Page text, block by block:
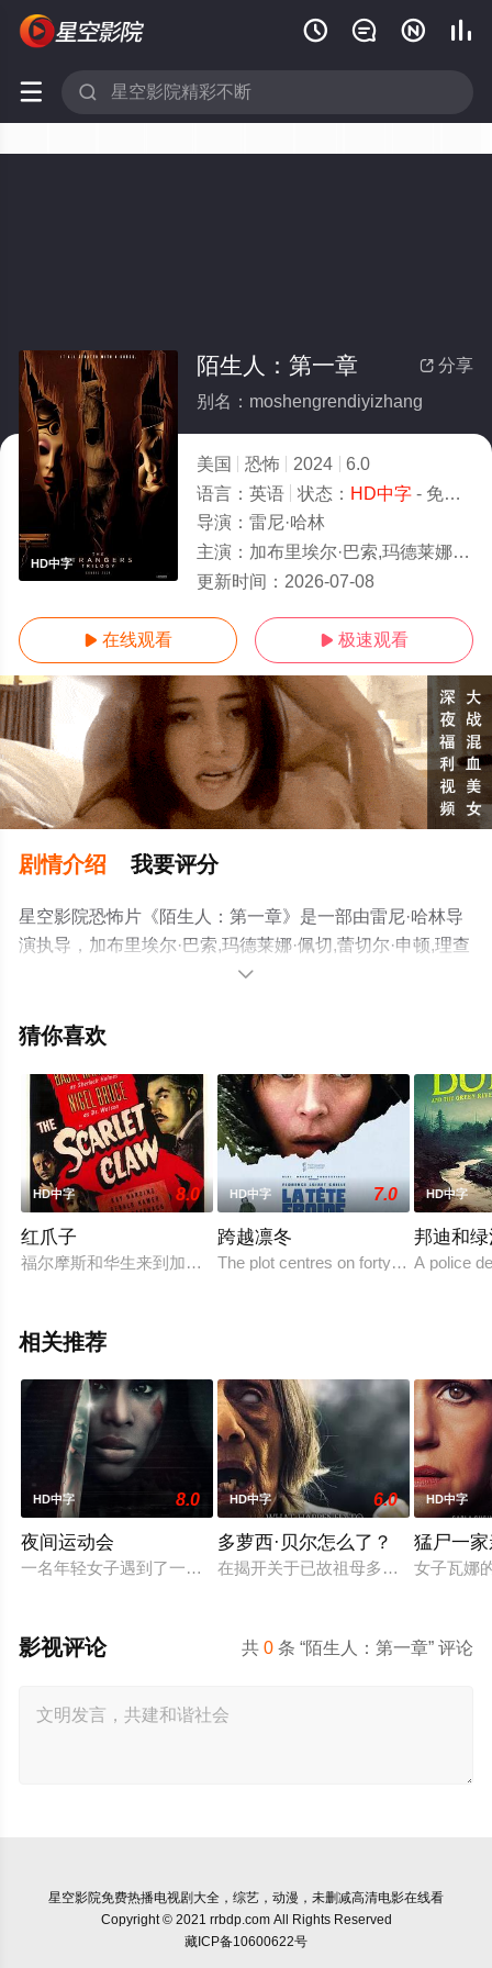
   
 
HD中字
 分享
陌生人：第一章
别名：moshengrendiyizhang
美国 恐怖 2024
6.0
语言： 英语 状态： HD中字- 免费在线观看
导演： 雷尼·哈林
主演： 加布里埃尔·巴索,玛德莱娜·佩切,蕾切尔·申顿,理查德·布雷克,埃拉·
更新时间： 2026-07-08
 在线观看  极速观看
剧情介绍 我要评分
星空影院恐怖片《陌生人：第一章》是一部由雷尼·哈林导
演执导，加布里埃尔·巴索,玛德莱娜·佩切,蕾切尔·申顿,理查
德·布雷克,埃拉·布鲁科莱里,艾玛·霍瓦特,吴宇卫,弗洛伊·格
里安·克莱尔,本·卡特赖特,瑞恩·邦恩,Brian,Law,史蒂威·戴维
电影，手机免费观看高清无删减完整版电影大全就上星空
电影网，更多相关信息可移步至豆瓣电影、电视猫或剧情
网等平台了解。

猜你喜欢
HD中字 8.0
红爪子
福尔摩斯和华生来到加拿大的魁北克出席加拿大皇家上流社会
HD中字 7.0
跨越凛冬
The plot centres on forty-something
HD中字
邦迪和
A police
相关推荐
HD中字 8.0
夜间运动会
一名年轻女子遇到了一位在网上认识的富有男友。她很快发现
HD中字 6.0
多萝西·贝尔怎么了？
在揭开关于已故祖母多萝西·贝尔的
HD中字
猛尸一
女子瓦娜
共0 条 “陌生人：第一章” 评论
影视评论
星空影院免费热播电视剧大全，综艺，动漫，未删减高清电影在线看
Copyright © 2021 rrbdp.com All Rights Reserved
藏ICP备10600622号